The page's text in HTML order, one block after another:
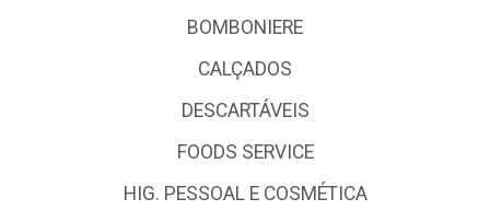
BOMBONIERE
CALÇADOS
DESCARTÁVEIS
FOODS SERVICE
HIG. PESSOAL E COSMÉTICA